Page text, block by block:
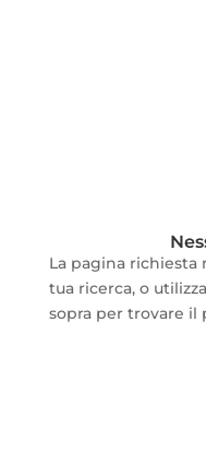
La pagina richiesta
tua ricerca, o
sopra per trovare il